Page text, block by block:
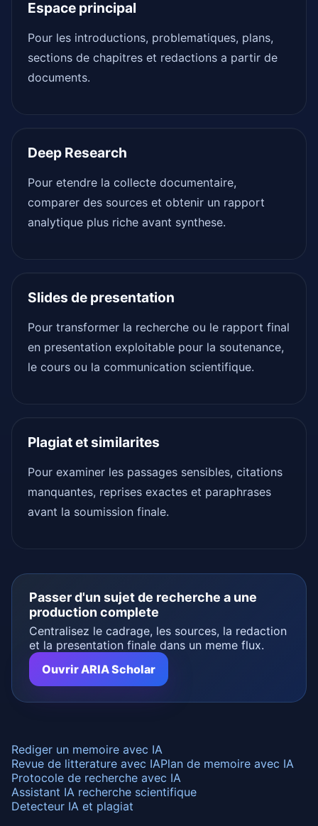
Espace principal
Pour les introductions, problematiques, plans,
sections de chapitres et redactions a partir de
documents.
Deep Research
Pour etendre la collecte documentaire,
comparer des sources et obtenir un rapport
analytique plus riche avant synthese.
Slides de presentation
Pour transformer la recherche ou le rapport final
en presentation exploitable pour la soutenance,
le cours ou la communication scientifique.
Plagiat et similarites
Pour examiner les passages sensibles, citations
manquantes, reprises exactes et paraphrases
avant la soumission finale.
Passer d'un sujet de recherche a une
production complete
Centralisez le cadrage, les sources, la redaction
et la presentation finale dans un meme flux.
Ouvrir ARIA Scholar
Rediger un memoire avec IA
Revue de litterature avec IAPlan de memoire avec IA
Protocole de recherche avec IA
Assistant IA recherche scientifique
Detecteur IA et plagiat